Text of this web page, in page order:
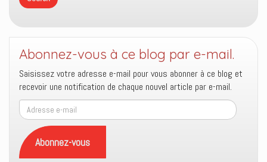
Abonnez-vous à ce blog par e-mail.
Saisissez votre adresse e-mail pour vous abonner à ce blog et
recevoir une notification de chaque nouvel article par e-mail.
Adresse
e-
mail
Abonnez-vous